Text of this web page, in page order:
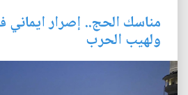
مناسك الحج.. إصرار
ولهيب الحرب